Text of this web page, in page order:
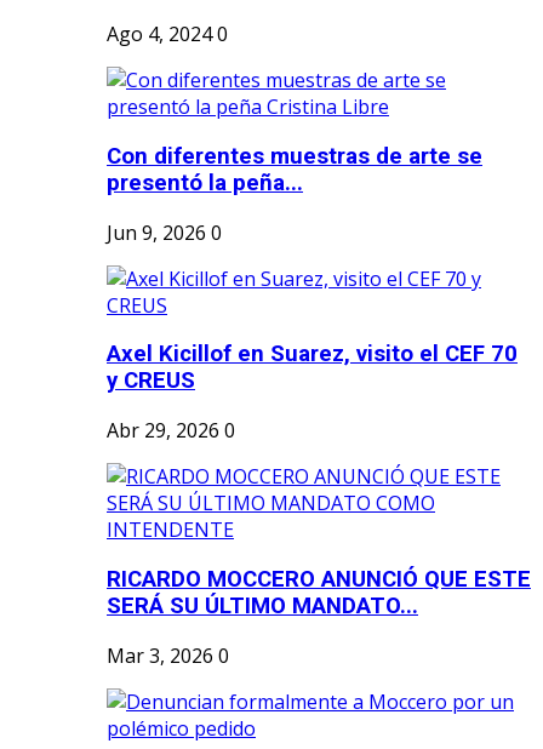
Ago 4, 20240
Con diferentes muestras de arte se
presentó la peña...
Jun 9, 2026 0
Axel Kicillof en Suarez, visito el CEF 70
y CREUS
Abr 29, 2026 0
RICARDO MOCCERO ANUNCIÓ QUE ESTE
SERÁ SU ÚLTIMO MANDATO...
Mar 3, 2026 0